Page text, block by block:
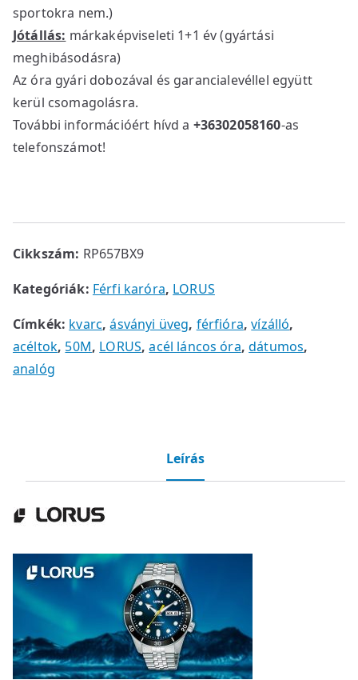
sportokra nem.)
Jótállás: márkaképviseleti 1+1 év (gyártási
meghibásodásra)
Az óra gyári dobozával és garancialevéllel együtt
kerül csomagolásra.
További információért hívd a +36302058160-as
telefonszámot!
Cikkszám: RP657BX9
Kategóriák: Férfi karóra, LORUS
Címkék: kvarc,ásványi üveg, férfióra,vízálló,
acéltok, 50M, LORUS,acél láncos óra,dátumos,
analóg
Leírás